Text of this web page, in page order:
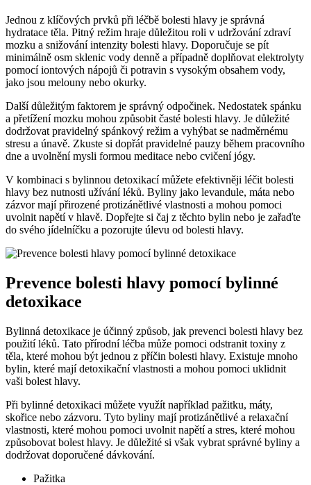
Jednou z klíčových prvků při léčbě bolesti hlavy je správná
hydratace těla. Pitný režim hraje důležitou roli v udržování zdraví
mozku a snižování intenzity bolesti hlavy. Doporučuje se pít
minimálně osm sklenic vody denně a případně doplňovat elektrolyty
pomocí iontových nápojů či potravin s vysokým obsahem vody,
jako jsou melouny nebo okurky.
Další důležitým faktorem je správný odpočinek. Nedostatek spánku
a přetížení mozku mohou způsobit časté bolesti hlavy. Je důležité
dodržovat pravidelný spánkový režim a vyhýbat se nadměrnému
stresu a únavě. Zkuste si dopřát pravidelné pauzy během pracovního
dne a uvolnění mysli formou meditace nebo cvičení jógy.
V kombinaci s bylinnou detoxikací můžete efektivněji léčit bolesti
hlavy bez nutnosti užívání léků. Byliny jako levandule, máta nebo
zázvor mají přirozené protizánětlivé vlastnosti a mohou pomoci
uvolnit napětí v hlavě. Dopřejte si čaj z těchto bylin nebo je zařaďte
do svého jídelníčku a pozorujte úlevu od bolesti hlavy.
Prevence bolesti hlavy pomocí bylinné
detoxikace
Bylinná detoxikace je účinný způsob, jak prevenci bolesti hlavy bez
použití léků. Tato přírodní léčba může pomoci odstranit toxiny z
těla, které mohou být jednou z příčin bolesti hlavy. Existuje mnoho
bylin, které mají detoxikační vlastnosti a mohou pomoci uklidnit
vaši bolest hlavy.
Při bylinné detoxikaci můžete využít například pažitku, máty,
skořice nebo zázvoru. Tyto byliny mají protizánětlivé a relaxační
vlastnosti, které mohou pomoci uvolnit napětí a stres, které mohou
způsobovat bolest hlavy. Je důležité si však vybrat správné byliny a
dodržovat doporučené dávkování.
Pažitka